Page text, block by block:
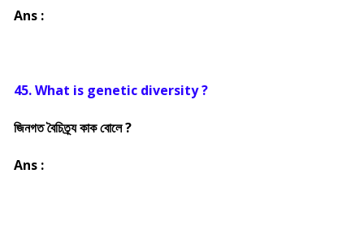
Ans :
45. What is genetic diversity ?
জিনগত বৈচিত্ৰ্য কাক বোলে ?
Ans :